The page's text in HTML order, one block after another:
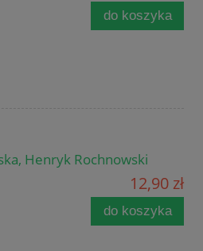
do koszyka
Henryk Rochnowski
12,90 zł
do koszyka